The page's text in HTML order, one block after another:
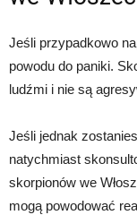
Jeśli przypadkowo
powodu do paniki.
ludźmi i nie są
Jeśli jednak
natychmiast
skorpionów we
mogą powodować